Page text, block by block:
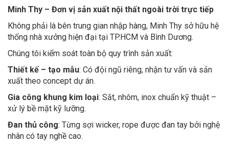
Minh Thy – Đơn vị sản xuất nội thất ngoài trời trực tiếp
Không phải là bên trung gian nhập hàng, Minh Thy sở hữu hệ
thống nhà xưởng hiện đại tại TP.HCM và Bình Dương.
Chúng tôi kiểm soát toàn bộ quy trình sản xuất:
Thiết kế – tạo mẫu: Có đội ngũ riêng, nhận tư vấn và sản
xuất theo concept dự án.
Gia công khung kim loại: Sắt, nhôm, inox chuẩn kỹ thuật –
xử lý bề mặt kỹ lưỡng.
Đan thủ công: Từng sợi wicker, rope được đan tay bởi nghệ
nhân có tay nghề cao.